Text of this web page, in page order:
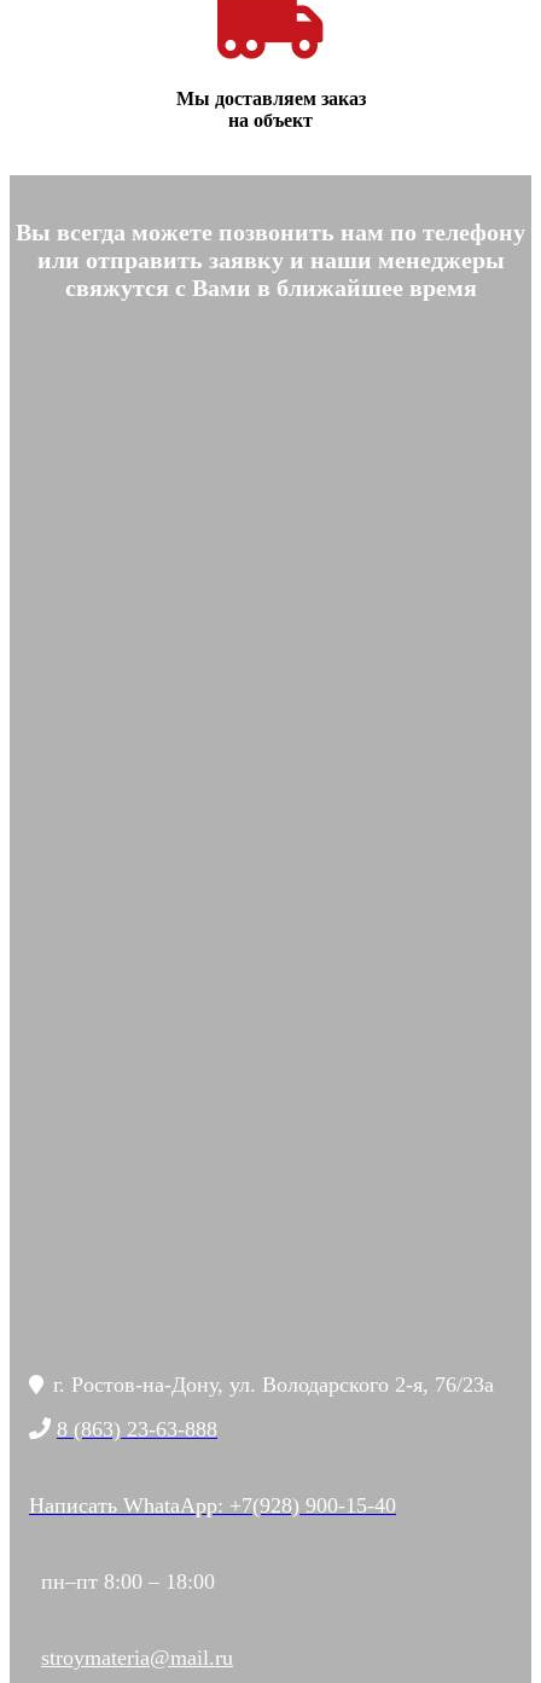
Мы доставляем заказ
на объект
Вы всегда можете позвонить нам по телефону
или отправить заявку и наши менеджеры
свяжутся с Вами в ближайшее время
г. Ростов-на-Дону, ул. Володарского 2-я, 76/23а
8 (863) 23-63-888
Написать WhataApp: +7(928) 900-15-40
пн–пт 8:00 – 18:00
stroymateria@mail.ru